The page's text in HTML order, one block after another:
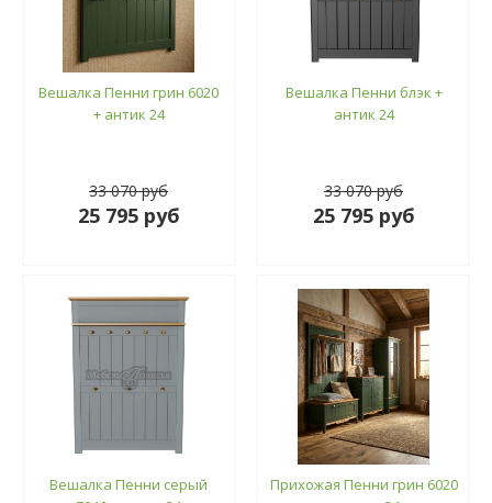
Вешалка Пенни грин 6020
+ антик 24
33 070 руб
25 795 руб
Вешалка Пенни блэк +
антик 24
33 070 руб
25 795 руб
Вешалка Пенни серый
Прихожая Пенни грин 6020